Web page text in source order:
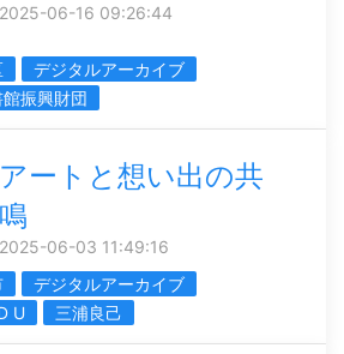
2025-06-16 09:26:44
デジタルアーカイブ
館振興財団
アートと想い出の共
鳴
2025-06-03 11:49:16
デジタルアーカイブ
U
三浦良己